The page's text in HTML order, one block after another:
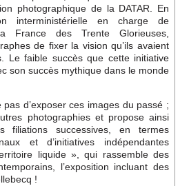
photographique de la DATAR. En
interministérielle en charge de
France des Trente Glorieuses,
de fixer la vision qu’ils avaient
Le faible succès que cette initiative
son succès mythique dans le monde
d’exposer ces images du passé ;
photographies et propose ainsi
filiations successives, en termes
et d’initiatives indépendantes
liquide », qui rassemble des
l’exposition incluant des
!